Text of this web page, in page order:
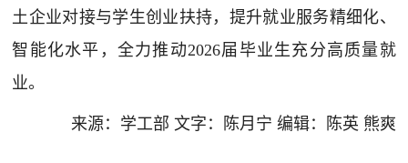
土企业对接与学生创业扶持，提升就业服务精细化、
智能化水平，全力推动2026届毕业生充分高质量就
业。
来源：学工部 文字：陈月宁 编辑：陈英 熊爽